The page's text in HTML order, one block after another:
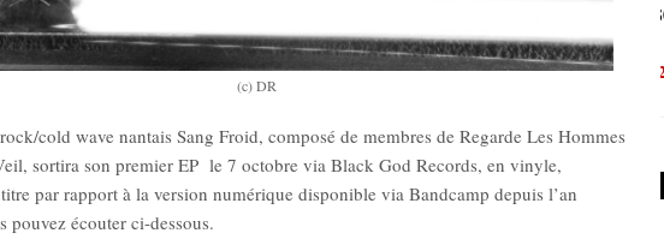
(c) DR
cold wave nantais Sang Froid, composé de membres de Regarde Les Hommes
sortira son premier EP le 7 octobre via Black God Records, en vinyle,
par rapport à la version numérique disponible via Bandcamp depuis l’an
pouvez écouter ci-dessous.
New Noise #79 (Neurosis)
12,90€ 12,90€